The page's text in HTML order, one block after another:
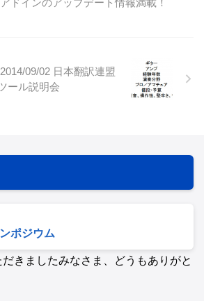
ドインのアップデート情報満載！
09/02 日本翻訳連盟
ール説明会
ポジウム
きましたみなさま、どうもありがと